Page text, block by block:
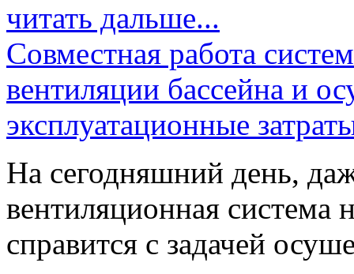
читать дальше...
Совместная работа
вентиляции бассейна и
эксплуатационные
На сегодняшний день,
вентиляционная система
справится с задачей